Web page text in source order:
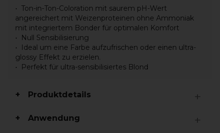
Ton-in-Ton-Coloration mit saurem pH-Wert
angereichert mit Weizenproteinen ohne Ammoniak
mit integriertem Bonder für optimalen Komfort
Null Sensibilisierung
Ideal um eine Farbe aufzufrischen oder einen ultra-
glossy Effekt zu erzielen.
Perfekt für ultra-sensibilisiertes Blond
Produktdetails
Anwendung